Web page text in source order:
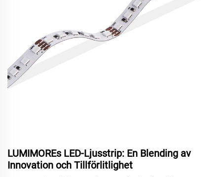
LUMIMOREs LED-Ljusstrip: En Blending av
Innovation och Tillförlitlighet